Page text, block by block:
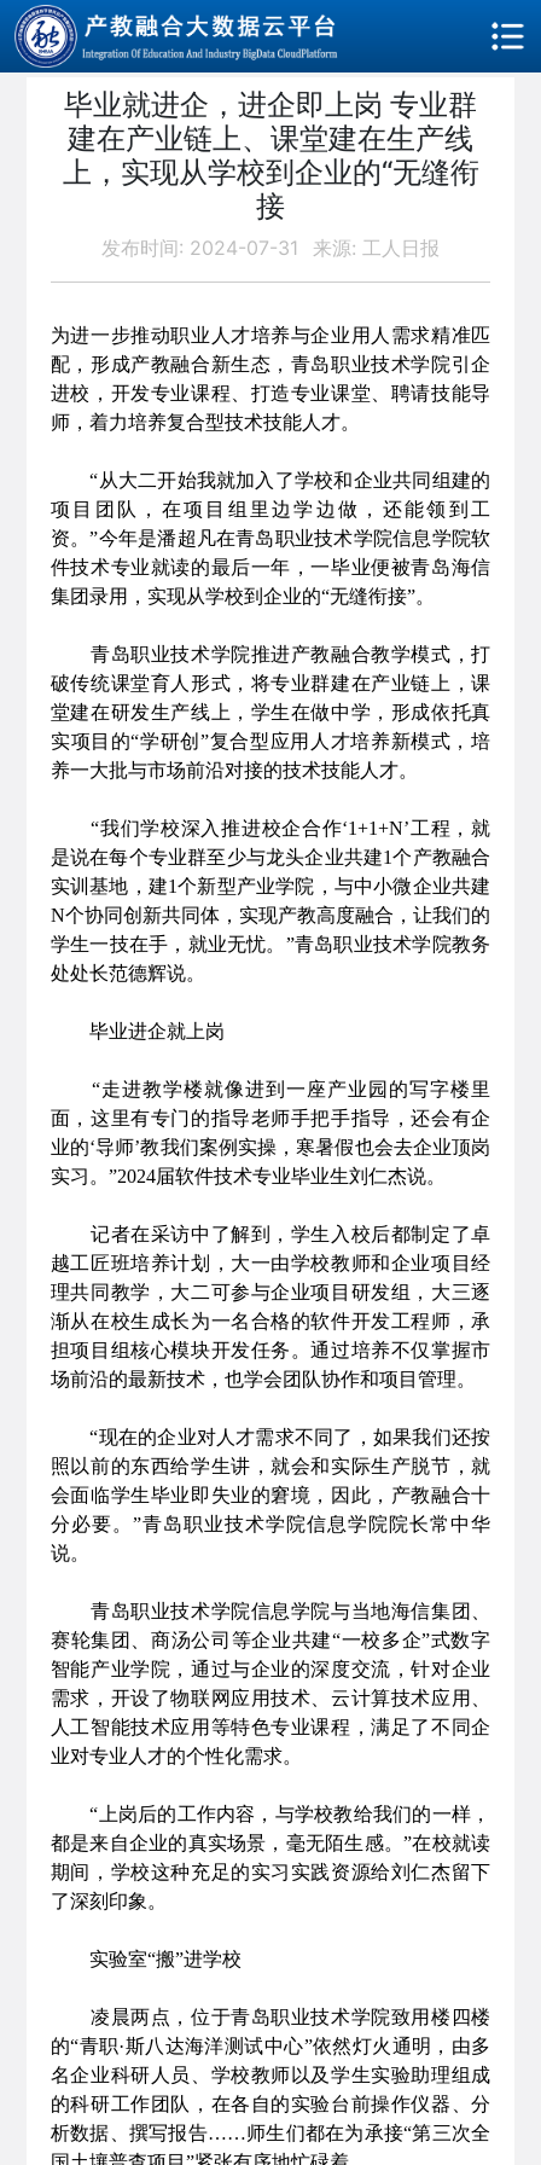
毕业就进企，进企即上岗 专业群
建在产业链上、课堂建在生产线
上，实现从学校到企业的“无缝衔
接
发布时间: 2024-07-31 来源: 工人日报
为进一步推动职业人才培养与企业用人需求精准匹
配，形成产教融合新生态，青岛职业技术学院引企
进校，开发专业课程、打造专业课堂、聘请技能导
师，着力培养复合型技术技能人才。
“从大二开始我就加入了学校和企业共同组建的
项目团队，在项目组里边学边做，还能领到工
资。”今年是潘超凡在青岛职业技术学院信息学院软
件技术专业就读的最后一年，一毕业便被青岛海信
集团录用，实现从学校到企业的“无缝衔接”。
青岛职业技术学院推进产教融合教学模式，打
破传统课堂育人形式，将专业群建在产业链上，课
堂建在研发生产线上，学生在做中学，形成依托真
实项目的“学研创”复合型应用人才培养新模式，培
养一大批与市场前沿对接的技术技能人才。
“我们学校深入推进校企合作‘1+1+N’工程，就
是说在每个专业群至少与龙头企业共建1个产教融合
实训基地，建1个新型产业学院，与中小微企业共建
N个协同创新共同体，实现产教高度融合，让我们的
学生一技在手，就业无忧。”青岛职业技术学院教务
处处长范德辉说。
毕业进企就上岗
“走进教学楼就像进到一座产业园的写字楼里
面，这里有专门的指导老师手把手指导，还会有企
业的‘导师’教我们案例实操，寒暑假也会去企业顶岗
实习。”2024届软件技术专业毕业生刘仁杰说。
记者在采访中了解到，学生入校后都制定了卓
越工匠班培养计划，大一由学校教师和企业项目经
理共同教学，大二可参与企业项目研发组，大三逐
渐从在校生成长为一名合格的软件开发工程师，承
担项目组核心模块开发任务。通过培养不仅掌握市
场前沿的最新技术，也学会团队协作和项目管理。
“现在的企业对人才需求不同了，如果我们还按
照以前的东西给学生讲，就会和实际生产脱节，就
会面临学生毕业即失业的窘境，因此，产教融合十
分必要。”青岛职业技术学院信息学院院长常中华
说。
青岛职业技术学院信息学院与当地海信集团、
赛轮集团、商汤公司等企业共建“一校多企”式数字
智能产业学院，通过与企业的深度交流，针对企业
需求，开设了物联网应用技术、云计算技术应用、
人工智能技术应用等特色专业课程，满足了不同企
业对专业人才的个性化需求。
“上岗后的工作内容，与学校教给我们的一样，
都是来自企业的真实场景，毫无陌生感。”在校就读
期间，学校这种充足的实习实践资源给刘仁杰留下
了深刻印象。
实验室“搬”进学校
凌晨两点，位于青岛职业技术学院致用楼四楼
的“青职·斯八达海洋测试中心”依然灯火通明，由多
名企业科研人员、学校教师以及学生实验助理组成
的科研工作团队，在各自的实验台前操作仪器、分
析数据、撰写报告……师生们都在为承接“第三次全